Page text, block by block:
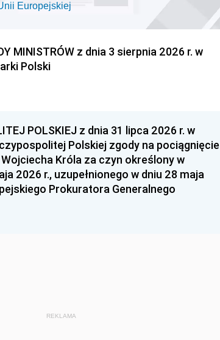
Europejskiej
MINISTRÓW z dnia 3 sierpnia 2026 r. w
Polski
POLSKIEJ z dnia 31 lipca 2026 r. w
Polskiej zgody na pociągnięcie
Króla za czyn określony w
2026 r., uzupełnionego w dniu 28 maja
Prokuratora Generalnego
REKLAMA